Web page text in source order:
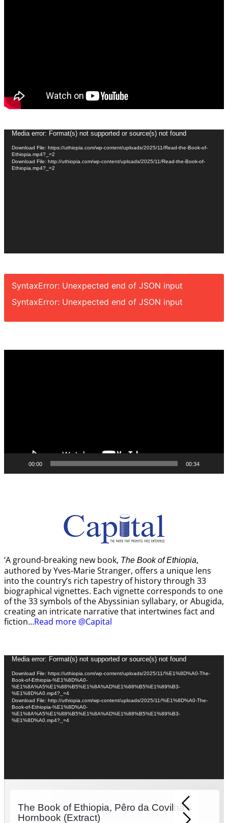
Video
Player
Media error: Format(s) not supported or source(s) not found
Download File: https://uthiopia.com/wp-content/uploads/2025/11/Read-the-Book-of-
Ethiopia.mp4?_=2
Download File: http://uthiopia.com/wp-content/uploads/2025/11/Read-the-Book-of-
Ethiopia.mp4?_=2
SyntaxError: Unexpected end of JSON input
SyntaxError: Unexpected end of JSON input
00:00 00:34
‘A ground-breaking new book, The Book of Ethiopia,
authored by Yves-Marie Stranger, offers a unique lens
into the country’s rich tapestry of history through 33
biographical vignettes. Each vignette corresponds to one
of the 33 symbols of the Abyssinian syllabary, or Abugida,
creating an intricate narrative that intertwines fact and
fiction…Read more @Capital
Video
Player
Media error: Format(s) not supported or source(s) not found
Download File: https://uthiopia.com/wp-content/uploads/2025/11/%E1%8D%A0-The-
Book-of-Ethiopia-%E1%8D%A0-
%E1%8A%A5%E1%88%B5%E1%8A%AD%E1%88%B5%E1%89%B3-
%E1%8D%A0.mp4?_=4
Download File: http://uthiopia.com/wp-content/uploads/2025/11/%E1%8D%A0-The-
Book-of-Ethiopia-%E1%8D%A0-
%E1%8A%A5%E1%88%B5%E1%8A%AD%E1%88%B5%E1%89%B3-
%E1%8D%A0.mp4?_=4